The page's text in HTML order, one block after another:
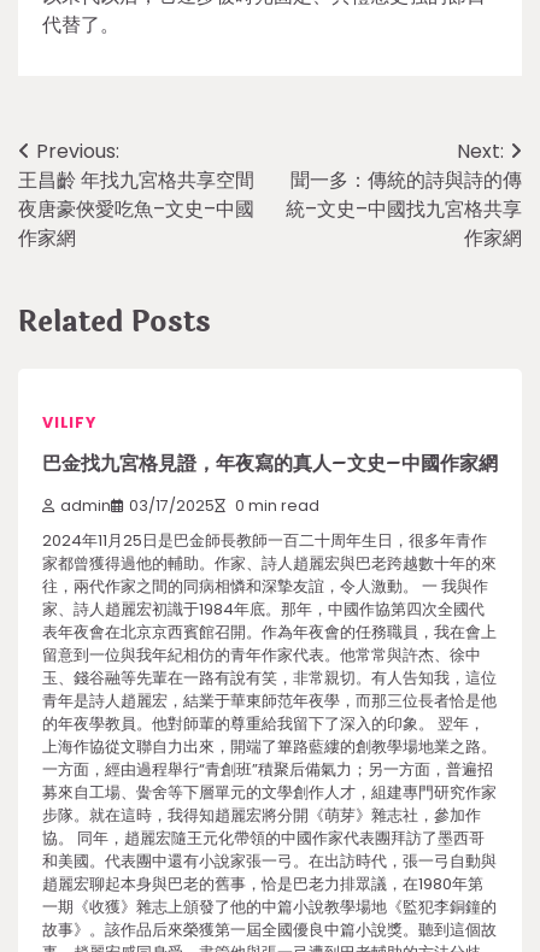
代替了。
Post
navigation
Previous:
王昌齡 年找九宮格共享空間
夜唐豪俠愛吃魚–文史–中國
作家網
Next:
聞一多：傳統的詩與詩的傳
統–文史–中國找九宮格共享
作家網
Related Posts
VILIFY
巴金找九宮格見證，年夜寫的真人–文史–中國作家網
admin 03/17/2025 0 min read
2024年11月25日是巴金師長教師一百二十周年生日，很多年青作
家都曾獲得過他的輔助。作家、詩人趙麗宏與巴老跨越數十年的來
往，兩代作家之間的同病相憐和深摯友誼，令人激動。 一 我與作
家、詩人趙麗宏初識于1984年底。那年，中國作協第四次全國代
表年夜會在北京京西賓館召開。作為年夜會的任務職員，我在會上
留意到一位與我年紀相仿的青年作家代表。他常常與許杰、徐中
玉、錢谷融等先輩在一路有說有笑，非常親切。有人告知我，這位
青年是詩人趙麗宏，結業于華東師范年夜學，而那三位長者恰是他
的年夜學教員。他對師輩的尊重給我留下了深入的印象。 翌年，
上海作協從文聯自力出來，開端了篳路藍縷的創教學場地業之路。
一方面，經由過程舉行“青創班”積聚后備氣力；另一方面，普遍招
募來自工場、黌舍等下層單元的文學創作人才，組建專門研究作家
步隊。就在這時，我得知趙麗宏將分開《萌芽》雜志社，參加作
協。 同年，趙麗宏隨王元化帶領的中國作家代表團拜訪了墨西哥
和美國。代表團中還有小說家張一弓。在出訪時代，張一弓自動與
趙麗宏聊起本身與巴老的舊事，恰是巴老力排眾議，在1980年第
一期《收獲》雜志上頒發了他的中篇小說教學場地《監犯李銅鐘的
故事》。該作品后來榮獲第一屆全國優良中篇小說獎。聽到這個故